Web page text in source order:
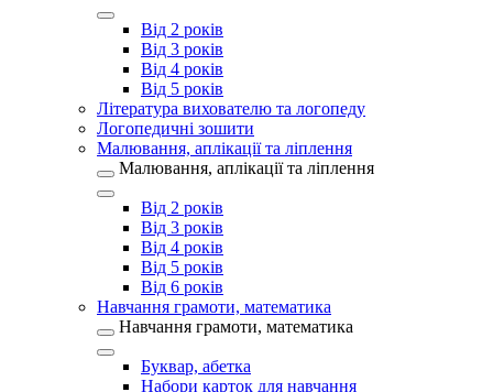
Від 2 років
Від 3 років
Від 4 років
Від 5 років
Література вихователю та логопеду
Логопедичні зошити
Малювання, аплікації та ліплення
Малювання, аплікації та ліплення
Від 2 років
Від 3 років
Від 4 років
Від 5 років
Від 6 років
Навчання грамоти, математика
Навчання грамоти, математика
Буквар, абетка
Набори карток для навчання